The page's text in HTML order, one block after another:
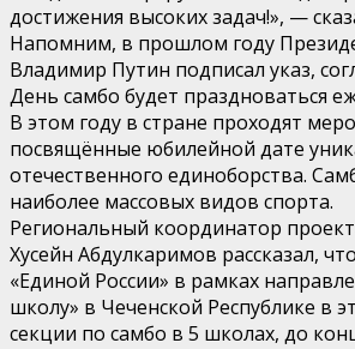
достижения высоких задач!», —
Напомним, в прошлом году
Владимир Путин подписал указ,
День самбо будет праздноваться
В этом году в стране проходят
посвящённые юбилейной дате
отечественного единоборства.
наиболее массовых видов спорта.
Региональный координатор
Хусейн Абдулкаримов рассказал,
«Единой России» в рамках
школу» в Чеченской Республике в
секции по самбо в 5 школах, до